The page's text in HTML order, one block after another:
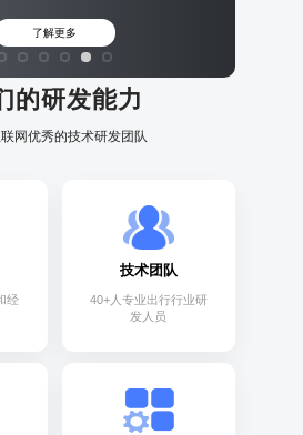
了解更多
的研发能力
网优秀的技术研发团队
经
技术团队
40+人专业出行行业研
发人员